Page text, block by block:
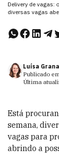
Delivery de vagas:
diversas vagas
Luísa
Publicado
Última
Está
semana,
vagas para
abrindo a